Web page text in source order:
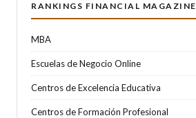
RANKINGS FINANCIAL MAGAZINE
MBA
Escuelas de Negocio Online
Centros de Excelencia Educativa
Centros de Formación Profesional